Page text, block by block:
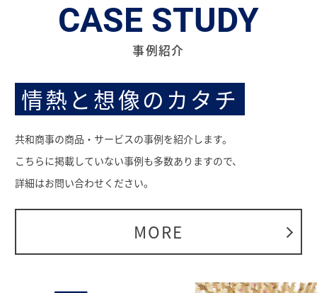
CASE STUDY
事例紹介
情熱と想像のカタチ
共和商事の商品・サービスの事例を紹介します。
こちらに掲載していない事例も多数ありますので、
詳細はお問い合わせください。
MORE